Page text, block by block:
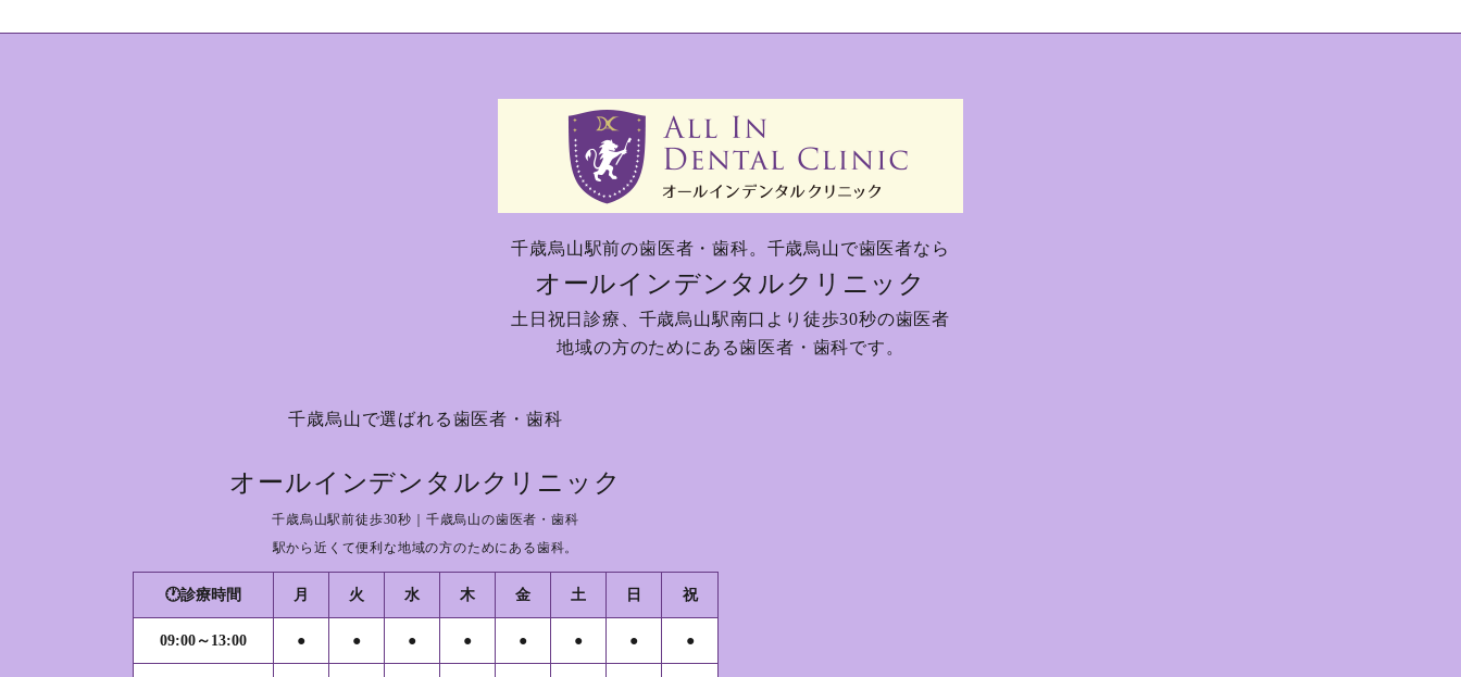
千歳烏山駅前の歯医者・歯科。 千歳烏山で歯医者なら
オールインデンタルクリニック
土日祝日診療、 千歳烏山駅南口より徒歩30秒の歯医者
地域の方のためにある歯医者・歯科です。
千歳烏山で選ばれる歯医者・歯科
オールインデンタルクリニック
千歳烏山駅前徒歩30秒｜千歳烏山の歯医者・歯科
駅から近くて便利な地域の方のためにある歯科。
🕐診療時間 月 火 水 木 金 土 日 祝
09:00～13:00 ● ● ● ● ● ● ● ●